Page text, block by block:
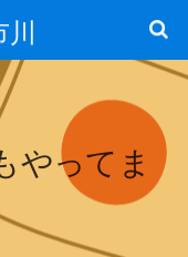
やってま